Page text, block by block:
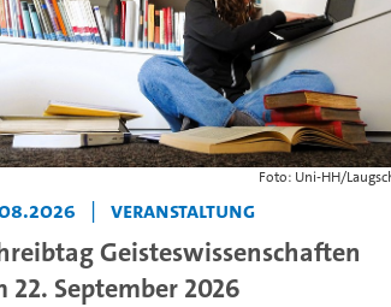
Foto: Uni-HH/
| Veranstaltung
Geisteswissenschaften
22. September 2026